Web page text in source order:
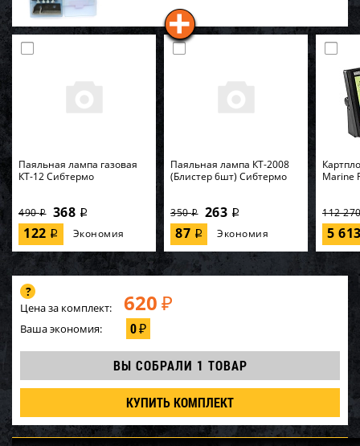
Паяльная лампа газовая
КТ-12 Сибтермо
490i 368 i
122 i Экономия
Паяльная лампа КТ-2008
(Блистер 6шт) Сибтермо
350i 263 i
87 i Экономия
Marine
112
5
Цена за комплект: 620 ₽
Ваша экономия: 0₽
ВЫ СОБРАЛИ 1 ТОВАР
КУПИТЬ КОМПЛЕКТ